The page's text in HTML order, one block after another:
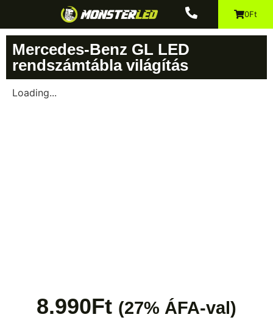
0Ft
Mercedes-Benz GL LED
rendszámtábla világítás
Loading...
8.990Ft (27% ÁFA-val)